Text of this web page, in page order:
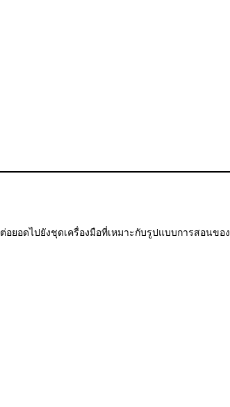
ยอดไปยังชุดเครื่องมือที่เหมาะกับรูปแบบการสอนของ